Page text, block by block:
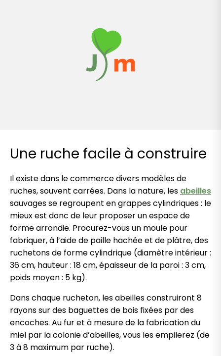
Une ruche facile à construire
Il existe dans le commerce divers modèles de
ruches, souvent carrées. Dans la nature, les abeilles
sauvages se regroupent en grappes cylindriques : le
mieux est donc de leur proposer un espace de
forme arrondie. Procurez-vous un moule pour
fabriquer, à l’aide de paille hachée et de plâtre, des
ruchetons de forme cylindrique (diamètre intérieur :
36 cm, hauteur : 18 cm, épaisseur de la paroi : 3 cm,
poids moyen : 5 kg).
Dans chaque rucheton, les abeilles construiront 8
rayons sur des baguettes de bois fixées par des
encoches. Au fur et à mesure de la fabrication du
miel par la colonie d’abeilles, vous les empilerez (de
3 à 8 maximum par ruche).